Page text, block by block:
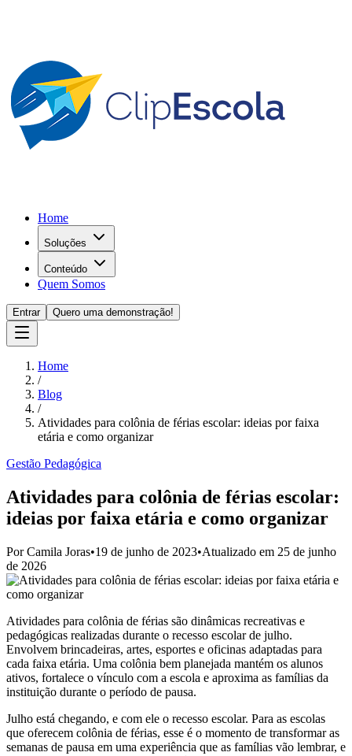
Home
Soluções
Conteúdo
Quem Somos
Entrar Quero uma demonstração!
Home
/
Blog
/
Atividades para colônia de férias escolar: ideias por faixa
etária e como organizar
Gestão Pedagógica
Atividades para colônia de férias escolar:
ideias por faixa etária e como organizar
PorCamila Joras•19 de junho de 2023•Atualizado em 25 de junho
de 2026
Atividades para colônia de férias são dinâmicas recreativas e
pedagógicas realizadas durante o recesso escolar de julho.
Envolvem brincadeiras, artes, esportes e oficinas adaptadas para
cada faixa etária. Uma colônia bem planejada mantém os alunos
ativos, fortalece o vínculo com a escola e aproxima as famílias da
instituição durante o período de pausa.
Julho está chegando, e com ele o recesso escolar. Para as escolas
que oferecem colônia de férias, esse é o momento de transformar as
semanas de pausa em uma experiência que as famílias vão lembrar, e